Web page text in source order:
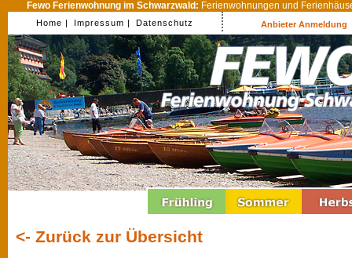
Fewo Ferienwohnung im Schwarzwald: Ferienwohnungen und
Home | Impressum | Datenschutz Anbieter Anmeldung
<- Zurück zur Übersicht